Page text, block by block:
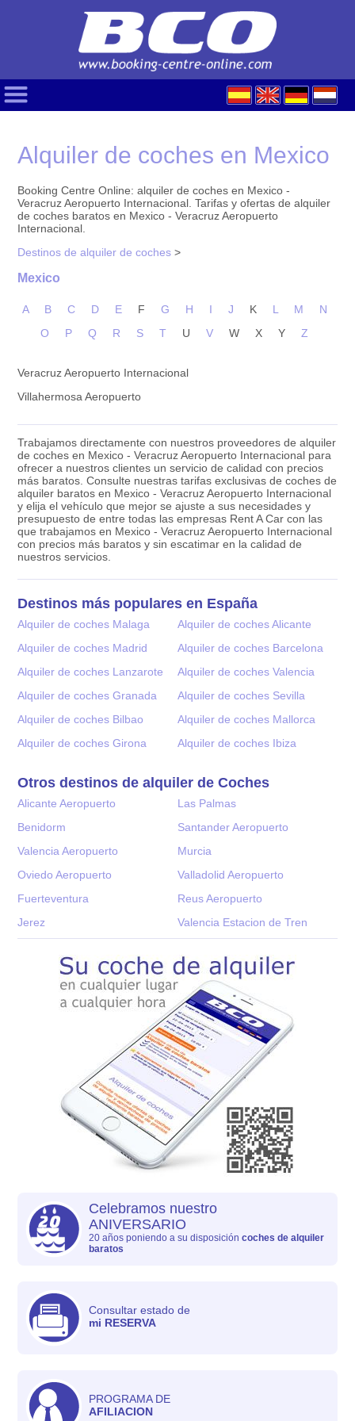
Alquiler de coches en Mexico
Booking Centre Online: alquiler de coches en Mexico -
Veracruz Aeropuerto Internacional. Tarifas y ofertas de alquiler
de coches baratos en Mexico - Veracruz Aeropuerto
Internacional.
Destinos de alquiler de coches >
Mexico
A B C D E F G H I J K L M
N
O
P Q R S T U V W X Y Z
Veracruz Aeropuerto Internacional
Villahermosa Aeropuerto
Trabajamos directamente con nuestros proveedores de alquiler
de coches en Mexico - Veracruz Aeropuerto Internacional para
ofrecer a nuestros clientes un servicio de calidad con precios
más baratos. Consulte nuestras tarifas exclusivas de coches de
alquiler baratos en Mexico - Veracruz Aeropuerto Internacional
y elija el vehículo que mejor se ajuste a sus necesidades y
presupuesto de entre todas las empresas Rent A Car con las
que trabajamos en Mexico - Veracruz Aeropuerto Internacional
con precios más baratos y sin escatimar en la calidad de
nuestros servicios.
Destinos más populares en España
Alquiler de coches Malaga
Alquiler de coches Alicante
Alquiler de coches Madrid
Alquiler de coches Barcelona
Alquiler de coches Lanzarote
Alquiler de coches Valencia
Alquiler de coches Granada
Alquiler de coches Sevilla
Alquiler de coches Bilbao
Alquiler de coches Mallorca
Alquiler de coches Girona
Alquiler de coches Ibiza
Otros destinos de alquiler de Coches
Alicante Aeropuerto
Las Palmas
Benidorm
Santander Aeropuerto
Valencia Aeropuerto
Murcia
Oviedo Aeropuerto
Valladolid Aeropuerto
Fuerteventura
Reus Aeropuerto
Jerez
Valencia Estacion de Tren
Celebramos nuestro
ANIVERSARIO
20 años poniendo a su disposicióncoches de alquiler
baratos
Consultar estado de
mi RESERVA
PROGRAMA DE
AFILIACION